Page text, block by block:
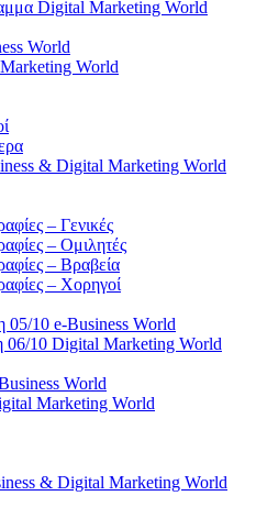
Digital Marketing World
World
World
& Digital Marketing World
– Γενικές
– Ομιλητές
– Βραβεία
– Χορηγοί
05/10 e-Business World
06/10 Digital Marketing World
World
Marketing World
& Digital Marketing World